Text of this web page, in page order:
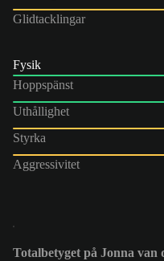
Glidtacklingar
Fysik
Hoppspänst
Uthållighet
Styrka
Aggressivitet
Totalbetyget på Jonna